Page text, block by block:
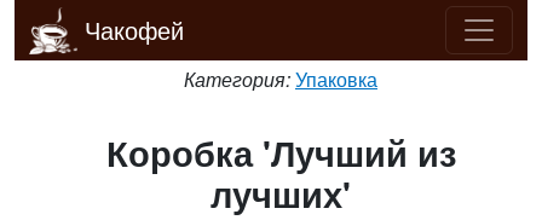
Чакофей
Категория:Упаковка
Коробка 'Лучший из
лучших'